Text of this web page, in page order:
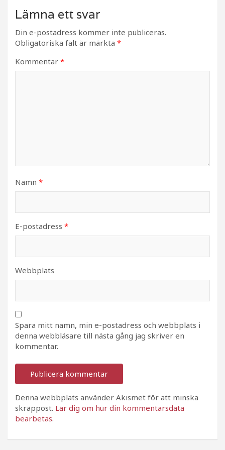
Lämna ett svar
Din e-postadress kommer inte publiceras.
Obligatoriska fält är märkta *
Kommentar *
Namn *
E-postadress *
Webbplats
Spara mitt namn, min e-postadress och webbplats i
denna webbläsare till nästa gång jag skriver en
kommentar.
Denna webbplats använder Akismet för att minska
skräppost. Lär dig om hur din kommentarsdata
bearbetas.